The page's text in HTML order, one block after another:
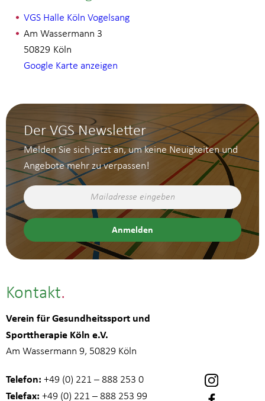
VGS Halle Köln Vogelsang
Am Wassermann 3
Köln
50829
Google Karte anzeigen
Der VGS Newsletter
Melden Sie sich jetzt an, um keine Neuigkeiten und
Angebote mehr zu verpassen!
Kontakt
Verein für Gesundheitssport und
Sporttherapie Köln e.V.
Am Wassermann 9, 50829 Köln
Telefon: +49 (0) 221 – 888 253 0
Telefax: +49 (0) 221 – 888 253 99